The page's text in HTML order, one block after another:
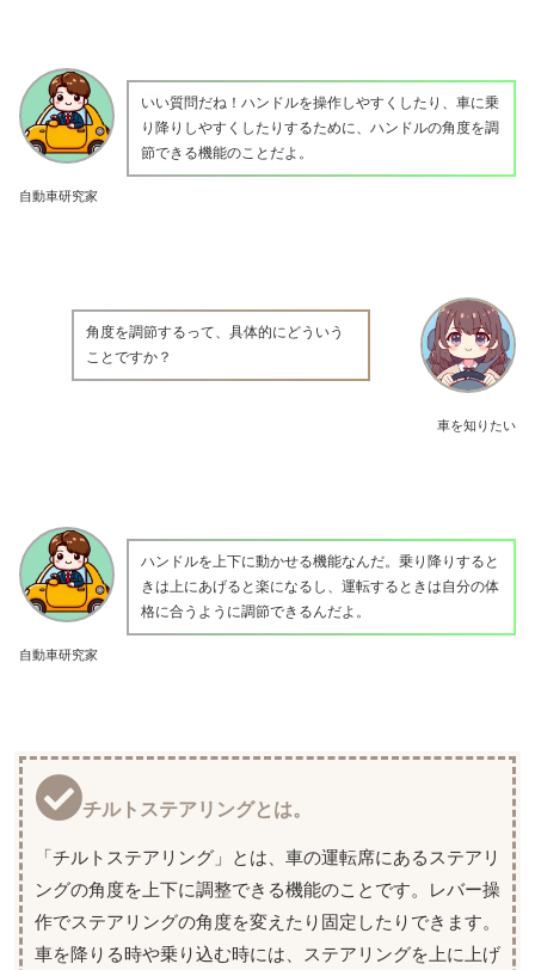
自動車研究家
いい質問だね！ハンドルを操作しやすくしたり、車に乗
り降りしやすくしたりするために、ハンドルの角度を調
節できる機能のことだよ。
車を知りたい
角度を調節するって、具体的にどういう
ことですか？
自動車研究家
ハンドルを上下に動かせる機能なんだ。乗り降りすると
きは上にあげると楽になるし、運転するときは自分の体
格に合うように調節できるんだよ。
チルトステアリングとは。
「チルトステアリング」とは、車の運転席にあるステアリ
ングの角度を上下に調整できる機能のことです。レバー操
作でステアリングの角度を変えたり固定したりできます。
車を降りる時や乗り込む時には、ステアリングを上に上げ